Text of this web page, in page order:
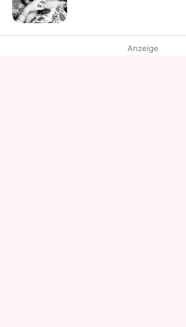
Anzeige